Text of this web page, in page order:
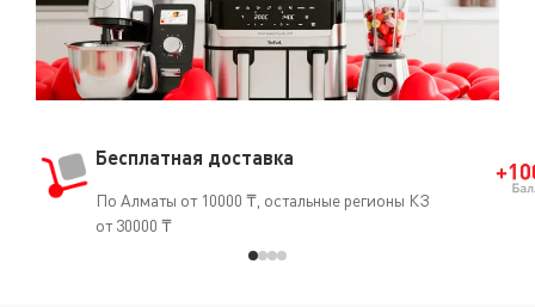
и т.д.).
Бесплатная доставка
По Алматы от 10000 ₸, остальные регионы КЗ
от 30000 ₸